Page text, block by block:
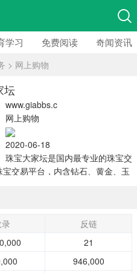
学习 免费阅读 奇闻资讯
> 网上购物
坛
www.giabbs.com
网上购物
2020-06-18
珠宝大家坛是国内最专业的珠宝交
交易平台，内含钻石、黄金、玉
反链
21
946,000